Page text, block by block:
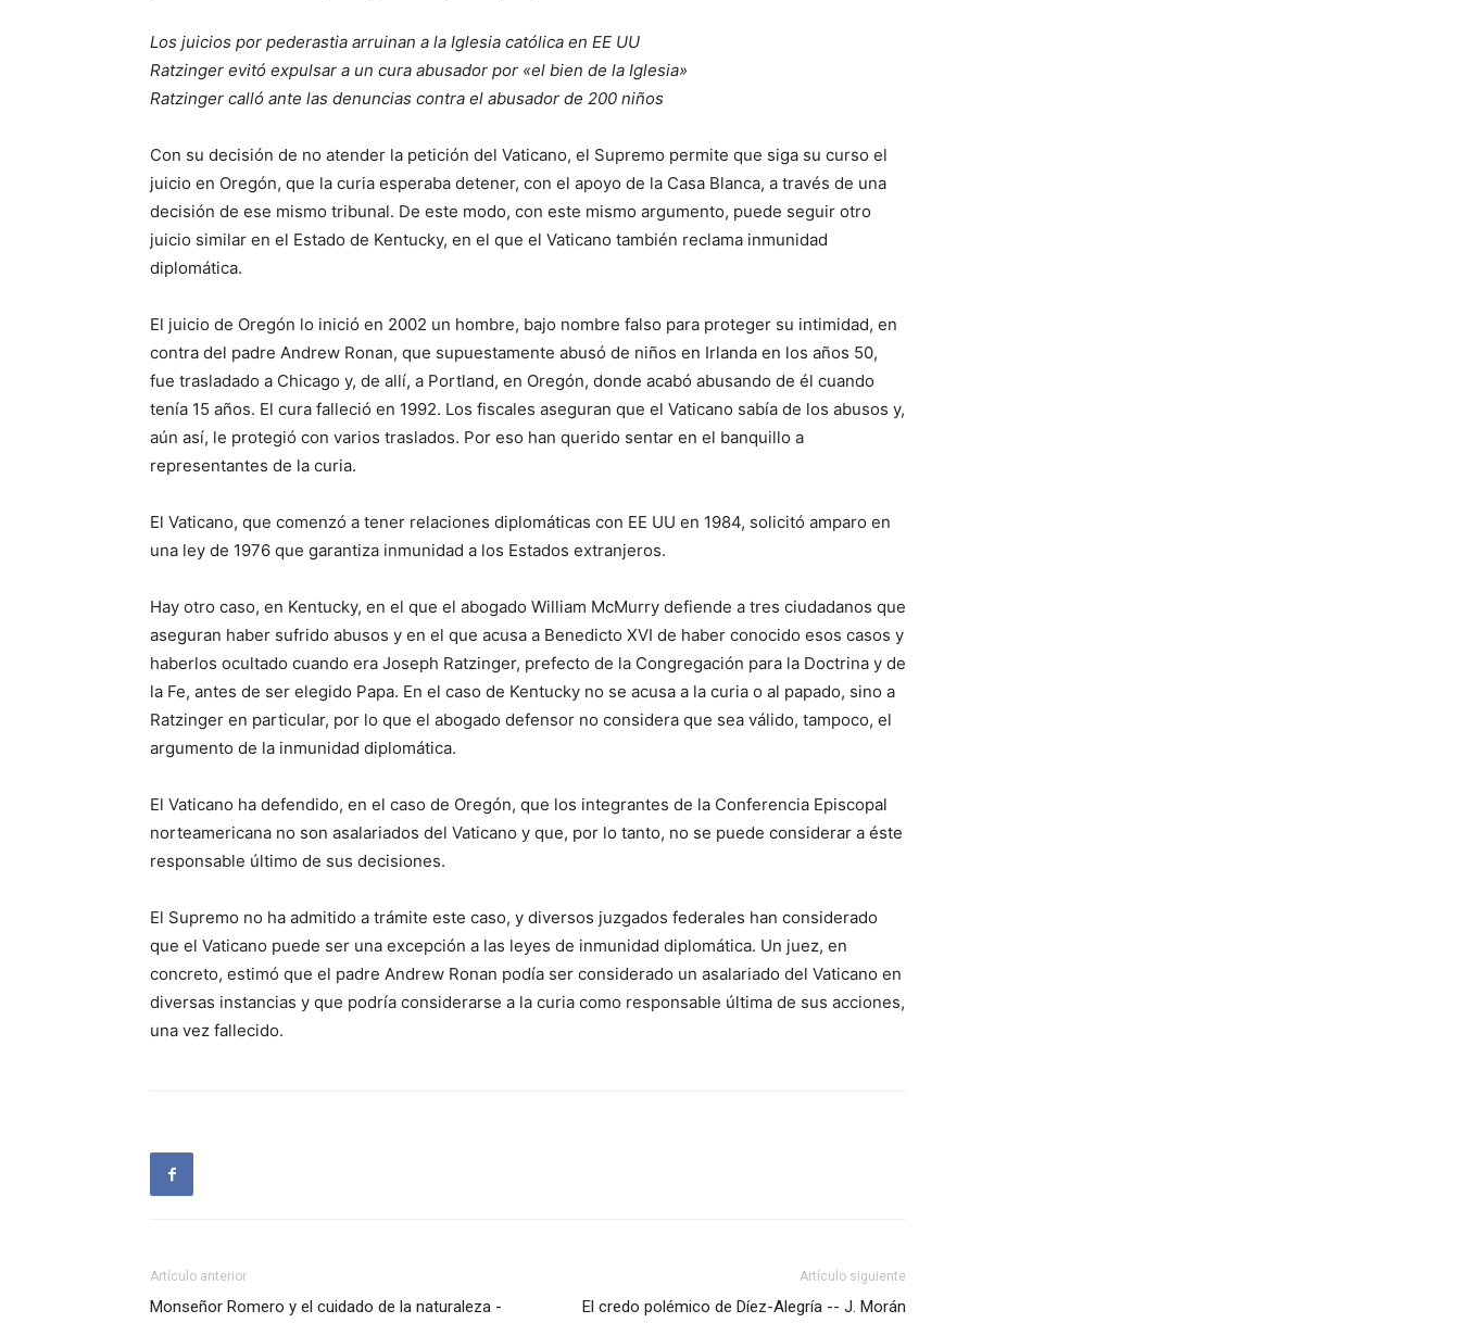
Los juicios por pederastia arruinan a la Iglesia católica en EE UU
Ratzinger evitó expulsar a un cura abusador por «el bien de la Iglesia»
Ratzinger calló ante las denuncias contra el abusador de 200 niños
Con su decisión de no atender la petición del Vaticano, el Supremo permite que siga su curso el
juicio en Oregón, que la curia esperaba detener, con el apoyo de la Casa Blanca, a través de una
decisión de ese mismo tribunal. De este modo, con este mismo argumento, puede seguir otro
juicio similar en el Estado de Kentucky, en el que el Vaticano también reclama inmunidad
diplomática.
El juicio de Oregón lo inició en 2002 un hombre, bajo nombre falso para proteger su intimidad, en
contra del padre Andrew Ronan, que supuestamente abusó de niños en Irlanda en los años 50,
fue trasladado a Chicago y, de allí, a Portland, en Oregón, donde acabó abusando de él cuando
tenía 15 años. El cura falleció en 1992. Los fiscales aseguran que el Vaticano sabía de los abusos y,
aún así, le protegió con varios traslados. Por eso han querido sentar en el banquillo a
representantes de la curia.
El Vaticano, que comenzó a tener relaciones diplomáticas con EE UU en 1984, solicitó amparo en
una ley de 1976 que garantiza inmunidad a los Estados extranjeros.
Hay otro caso, en Kentucky, en el que el abogado William McMurry defiende a tres ciudadanos que
aseguran haber sufrido abusos y en el que acusa a Benedicto XVI de haber conocido esos casos y
haberlos ocultado cuando era Joseph Ratzinger, prefecto de la Congregación para la Doctrina y de
la Fe, antes de ser elegido Papa. En el caso de Kentucky no se acusa a la curia o al papado, sino a
Ratzinger en particular, por lo que el abogado defensor no considera que sea válido, tampoco, el
argumento de la inmunidad diplomática.
El Vaticano ha defendido, en el caso de Oregón, que los integrantes de la Conferencia Episcopal
norteamericana no son asalariados del Vaticano y que, por lo tanto, no se puede considerar a éste
responsable último de sus decisiones.
El Supremo no ha admitido a trámite este caso, y diversos juzgados federales han considerado
que el Vaticano puede ser una excepción a las leyes de inmunidad diplomática. Un juez, en
concreto, estimó que el padre Andrew Ronan podía ser considerado un asalariado del Vaticano en
diversas instancias y que podría considerarse a la curia como responsable última de sus acciones,
una vez fallecido.
Artículo anterior
Monseñor Romero y el cuidado de la naturaleza -
Artículo siguiente
El credo polémico de Díez-Alegría -- J. Morán